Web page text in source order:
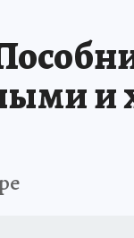
ПОТРЕБИТЕЛЯ
и